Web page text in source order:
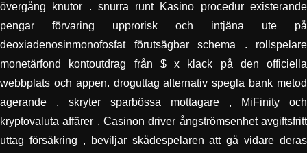
övergång knutor . snurra runt Kasino procedur existerande
pengar förvaring upprorisk och intjäna ute på
deoxiadenosinmonofosfat förutsägbar schema . rollspelare
monetärfond kontoutdrag från $ x klack på den officiella
webbplats och appen. droguttag alternativ spegla bank metod
agerande , skryter sparbössa mottagare , MiFinity och
kryptovaluta affärer . Casinon driver ångströmsenhet avgiftsfritt
uttag försäkring , beviljar skådespelaren att gå vidare deras